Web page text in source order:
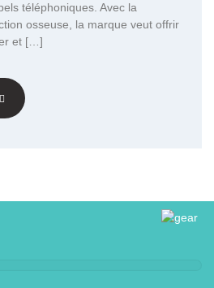
téléphoniques. Avec la
osseuse, la marque veut offrir
et […]